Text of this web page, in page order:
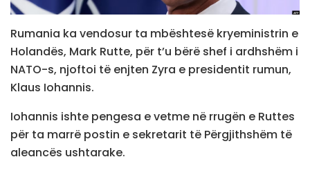
Rumania ka vendosur ta mbështesë kryeministrin e
Holandës, Mark Rutte, për t’u bërë shef i ardhshëm i
NATO-s, njoftoi të enjten Zyra e presidentit rumun,
Klaus Iohannis.
Iohannis ishte pengesa e vetme në rrugën e Ruttes
për ta marrë postin e sekretarit të Përgjithshëm të
aleancës ushtarake.